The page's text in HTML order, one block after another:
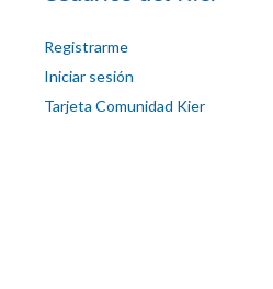
Registrarme
Iniciar sesión
Tarjeta Comunidad Kier